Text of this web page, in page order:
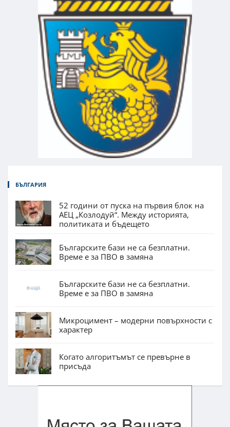
БЪЛГАРИЯ
52 години от пуска на първия блок на
АЕЦ „Козлодуй“. Между историята,
политиката и бъдещето
Българските бази не са безплатни.
Време е за ПВО в замяна
Българските бази не са безплатни.
Време е за ПВО в замяна
Микроцимент – модерни повърхности с
характер
Когато алгоритъмът се превърне в
присъда